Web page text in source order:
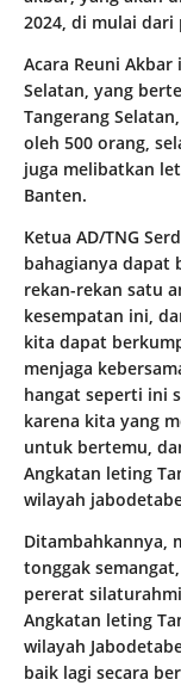
2024, di mulai dari
Acara Reuni
Selatan, yang
Tangerang
oleh 500 orang,
juga melibatkan
Banten.
Ketua AD/TNG
bahagianya dapat
rekan-rekan satu
kesempatan ini,
kita dapat
menjaga
hangat seperti ini
karena kita yang
untuk bertemu,
Angkatan leting
wilayah
Ditambahkannya,
tonggak
pererat
Angkatan leting
wilayah
baik lagi secara